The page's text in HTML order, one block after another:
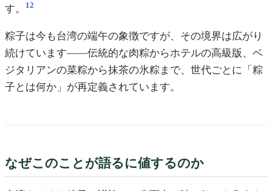
す。
12
粽子は今も台湾の端午の象徴ですが、その境界は広がり
続けています——伝統的な肉粽からホテルの高級版、ベ
ジタリアンの菜粽から抹茶の氷粽まで、世代ごとに「粽
子とは何か」が再定義されています。
なぜこのことが語るに値するのか